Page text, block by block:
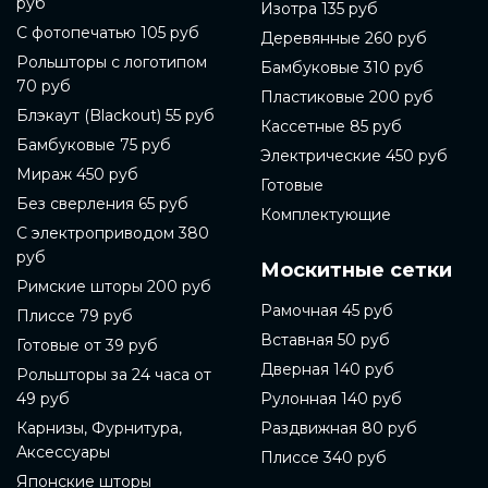
интернет-магазинах или заказать на сайте
компании-производителя. В данной статье мы
расскажем подробнее о том, как выбрать и купить
готовые рольшторы.
Перед покупкой готовых рольштор необходимо
определиться с материалом. Готовые рольшторы
могут быть изготовлены из ткани, металла, пластика
или дерева. В зависимости от выбранного
материала, шторы могут выполнять разные
функции. Например, готовые рольшторы из ткани
могут создать уютную атмосферу, а металлические
готовые рольшторы могут быть более прочными и
защищать от солнечного света.
Также стоит обратить внимание на систему
управления рольштором. Они могут быть
управляемыми механически, электрически или
дистанционно с помощью специальной системы.
Кроме того, готовые рольшторы могут быть
однотонными или иметь различный декоративный
рисунок, такой как жаккард, вишневый, малиновый
или бордовый цвет.
Если вы выбираете готовые рольшторы для дома,
С фотопечатью 105 руб
Рольшторы с логотипом
70 руб
Блэкаут (Blackout) 55 руб
Бамбуковые 75 руб
Мираж 450 руб
Без сверления 65 руб
С электроприводом 380
руб
Римские шторы 200 руб
Плиссе 79 руб
Готовые от 39 руб
Рольшторы за 24 часа от
49 руб
Карнизы, Фурнитура,
Аксессуары
Японские шторы
Изотра 135 руб
Деревянные 260 руб
Бамбуковые 310 руб
Пластиковые 200 руб
Кассетные 85 руб
Электрические 450 руб
Готовые
Комплектующие
Москитные сетки
Рамочная 45 руб
Вставная 50 руб
Дверная 140 руб
Рулонная 140 руб
Раздвижная 80 руб
Плиссе 340 руб